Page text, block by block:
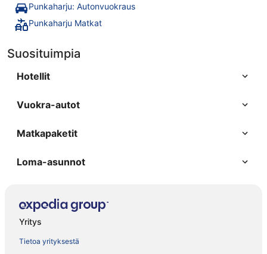
Punkaharju: Autonvuokraus
Punkaharju Matkat
Suosituimpia
Hotellit
Vuokra-autot
Matkapaketit
Loma-asunnot
Yritys
Tietoa yrityksestä